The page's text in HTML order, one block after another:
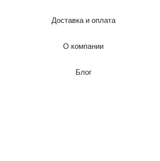
Доставка и оплата
О компании
Блог